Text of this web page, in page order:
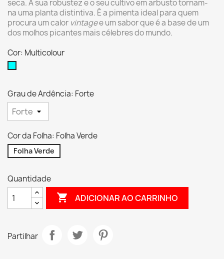
seca. A sua robustez e o seu cultivo em arbusto tornam-
na uma planta distintiva. É a pimenta ideal para quem
procura um calor vintagee um sabor que é a base de um
dos molhos picantes mais célebres do mundo.
Cor: Multicolour
Grau de Ardência: Forte
Cor da Folha: Folha Verde
Folha Verde
Quantidade
 ADICIONAR AO CARRINHO
Partilhar